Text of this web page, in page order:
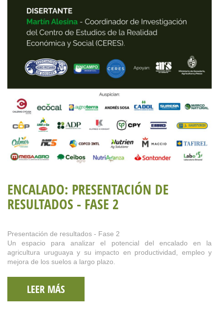
ENCALADO: PRESENTACIÓN DE
RESULTADOS - FASE 2
Presentación de resultados - Fase 2
Un espacio para analizar el potencial del encalado en la
agricultura uruguaya y su impacto en productividad, empleo y
mejora de los suelos a largo plazo.
LEER MÁS